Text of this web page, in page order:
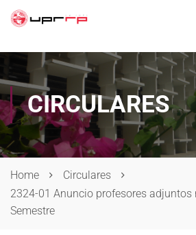
CIRCULARES
Home
Circulares
2324-01 Anuncio profesores adjuntos
Semestre